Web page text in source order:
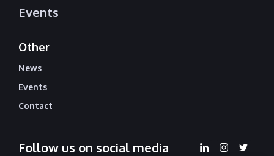
Events
Other
News
Events
Contact
Follow us on social media